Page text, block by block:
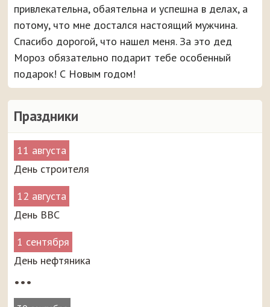
Праздники
11 августа
День строителя
12 августа
День ВВС
1 сентября
День нефтяника
•••
привлекательна, обаятельна и успешна в делах, а
потому, что мне достался настоящий мужчина.
Спасибо дорогой, что нашел меня. За это дед
Мороз обязательно подарит тебе особенный
подарок! С Новым годом!